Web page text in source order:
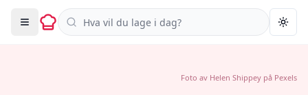
Søk i oppskrifter
Foto av Helen Shippey på Pexels